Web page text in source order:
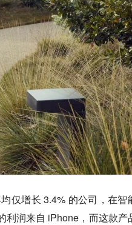
仅增长 3.4% 的公司，在智
利润来自 iPhone，而这款产